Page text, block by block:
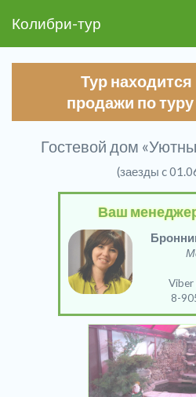
Колибри-тур
Тур
продажи по
Гостевой дом
(заезды c
Ваш
Viber
8-